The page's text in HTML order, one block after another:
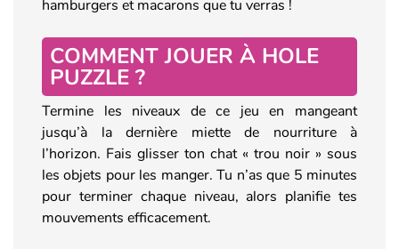
hamburgers et macarons que tu verras !
COMMENT JOUER À HOLE
PUZZLE ?
Termine les niveaux de ce jeu en mangeant
jusqu’à la dernière miette de nourriture à
l’horizon. Fais glisser ton chat « trou noir » sous
les objets pour les manger. Tu n’as que 5 minutes
pour terminer chaque niveau, alors planifie tes
mouvements efficacement.